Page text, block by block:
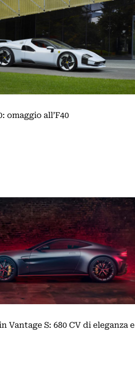
omaggio all’F40
Vantage S: 680 CV di eleganza e